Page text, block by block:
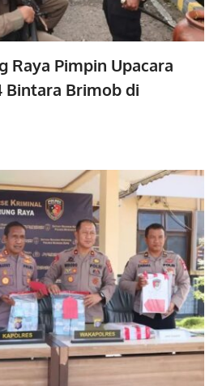
Raya Pimpin Upacara
Bintara Brimob di